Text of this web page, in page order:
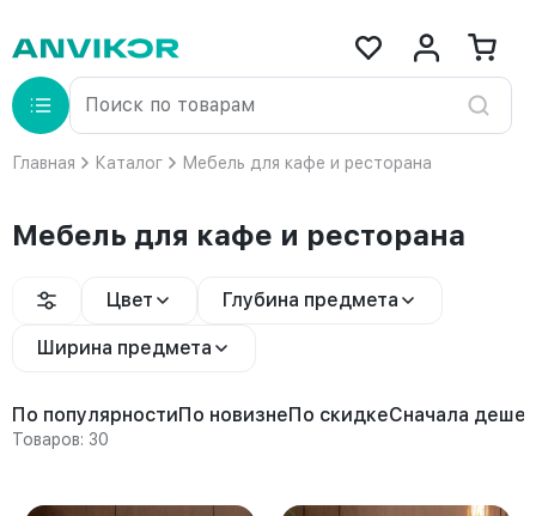
Главная Каталог Мебель для кафе и ресторана
Мебель для кафе и ресторана
Цвет Глубина предмета
Ширина предмета
По популярностиПо новизнеПо скидкеСначала
Товаров: 30